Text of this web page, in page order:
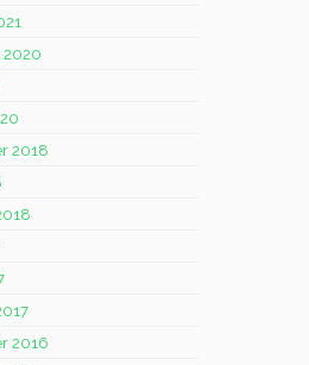
2020
2018
2016